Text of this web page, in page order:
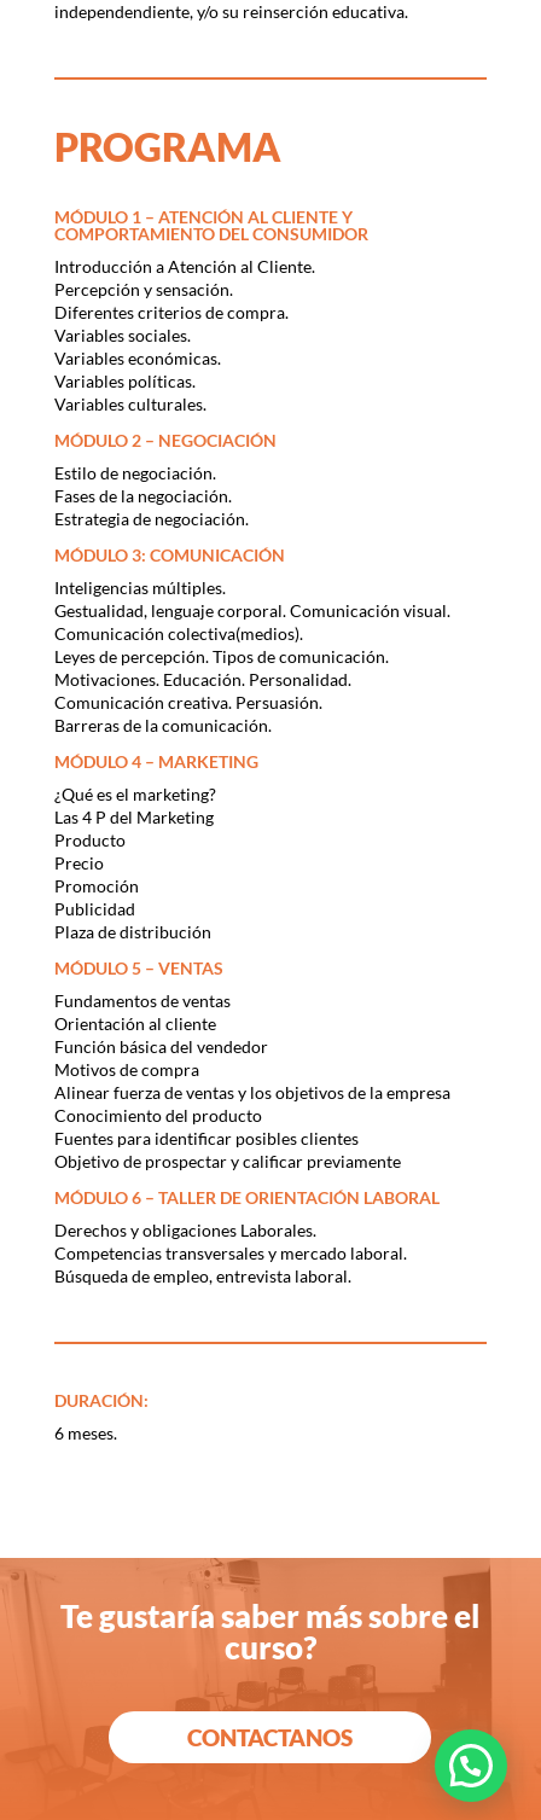
independendiente, y/o su reinserción educativa.
PROGRAMA
MÓDULO 1 – ATENCIÓN AL CLIENTE Y
COMPORTAMIENTO DEL CONSUMIDOR
Introducción a Atención al Cliente.
Percepción y sensación.
Diferentes criterios de compra.
Variables sociales.
Variables económicas.
Variables políticas.
Variables culturales.
MÓDULO 2 – NEGOCIACIÓN
Estilo de negociación.
Fases de la negociación.
Estrategia de negociación.
MÓDULO 3: COMUNICACIÓN
Inteligencias múltiples.
Gestualidad, lenguaje corporal. Comunicación visual.
Comunicación colectiva(medios).
Leyes de percepción. Tipos de comunicación.
Motivaciones. Educación. Personalidad.
Comunicación creativa. Persuasión.
Barreras de la comunicación.
MÓDULO 4 – MARKETING
¿Qué es el marketing?
Las 4 P del Marketing
Producto
Precio
Promoción
Publicidad
Plaza de distribución
MÓDULO 5 – VENTAS
Fundamentos de ventas
Orientación al cliente
Función básica del vendedor
Motivos de compra
Alinear fuerza de ventas y los objetivos de la empresa
Conocimiento del producto
Fuentes para identificar posibles clientes
Objetivo de prospectar y calificar previamente
MÓDULO 6 – TALLER DE ORIENTACIÓN LABORAL
Derechos y obligaciones Laborales.
Competencias transversales y mercado laboral.
Búsqueda de empleo, entrevista laboral.
DURACIÓN:
6 meses.
Te gustaría saber más sobre el
curso?
CONTACTANOS